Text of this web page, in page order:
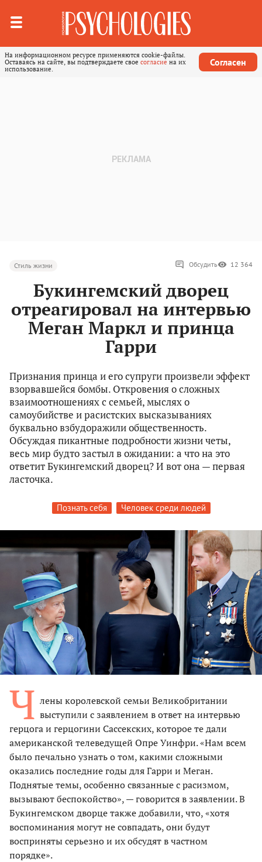
На информационном ресурсе применяются cookie-файлы.
Оставаясь на сайте, вы подтверждаете свое согласие на их
использование.
Согласен
Стиль жизни Обсудить 12 364
Букингемский дворец
отреагировал на интервью
Меган Маркл и принца
Гарри
Признания принца и его супруги произвели эффект
взорвавшейся бомбы. Откровения о сложных
взаимоотношениях с семьей, мыслях о
самоубийстве и расистских высказываниях
буквально взбудоражили общественность.
Обсуждая пикантные подробности жизни четы,
весь мир будто застыл в ожидании: а что на это
ответит Букингемский дворец? И вот она — первая
ласточка.
Познать себя Человек среди людей
Ч лены королевской семьи Великобритании
выступили с заявлением в ответ на интервью
герцога и герцогини Сассекских, которое те дали
американской телеведущей Опре Уинфри. «Нам всем
было печально узнать о том, какими сложными
оказались последние годы для Гарри и Меган.
Поднятые темы, особенно связанные с расизмом,
вызывают беспокойство», — говорится в заявлении. В
Букингемском дворце также добавили, что, «хотя
воспоминания могут не совпадать, они будут
восприняты серьезно и их обсудят в частном
порядке».